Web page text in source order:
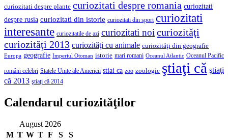
curiozitati despre plante curiozitati despre romania curiozitati
despre rusia curiozitati din istorie curiozitati din sport curiozitati
interesante curiozitatile de azi curiozitati noicuriozităţi
curiozităţi 2013 curiozităţi cu animale curiozităţi din geografie
Europa geografie Imperiul Otoman istorie mari romani Oceanul Atlantic Oceanul Pacific
români celebri Statele Unite ale Americii stiai ca zoo zoologie ştiaţi că ştiaţi
că 2013 ştiaţi că 2014
Calendarul curiozităţilor
August 2026
M T W T F S
S